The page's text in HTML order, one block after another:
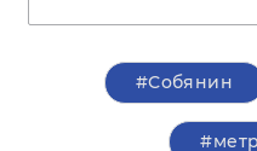
#Собянин